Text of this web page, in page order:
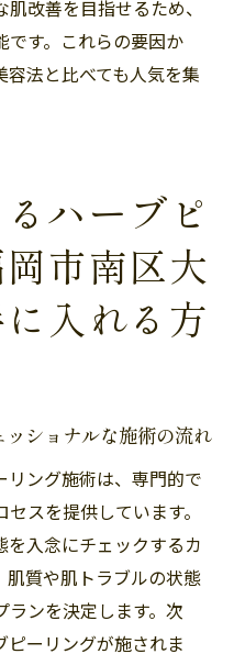
改善を目指せるため、
です。これらの要因か
法と比べても人気を集
ハーブピ
市南区大
入れる方
ショナルな施術の流れ
ング施術は、専門的で
スを提供しています。
入念にチェックするカ
肌質や肌トラブルの状態
ンを決定します。次
ピーリングが施されま